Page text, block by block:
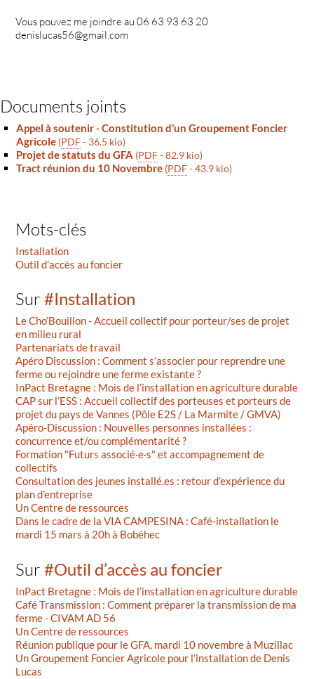
Vous pouvez me joindre au 06 63 93 63 20
denislucas56@gmail.com
Documents joints
Appel à soutenir - Constitution d’un Groupement Foncier
Agricole (PDF- 36.5 kio)
Projet de statuts du GFA (PDF-82.9 kio)
Tract réunion du 10 Novembre (PDF-43.9 kio)
Mots-clés
Installation
Outil d’accès au foncier
Sur#Installation
Le Cho’Bouillon - Accueil collectif pour porteur/ses de projet
en milieu rural
Partenariats de travail
Apéro Discussion : Comment s’associer pour reprendre une
ferme ou rejoindre une ferme existante ?
InPact Bretagne : Mois de l’installation en agriculture durable
CAP sur l’ESS : Accueil collectif des porteuses et porteurs de
projet du pays de Vannes (Pôle E2S / La Marmite / GMVA)
Apéro-Discussion : Nouvelles personnes installées :
concurrence et/ou complémentarité ?
Formation "Futurs associé·e·s" et accompagnement de
collectifs
Consultation des jeunes installé.es : retour d’expérience du
plan d’entreprise
Un Centre de ressources
Dans le cadre de la VIA CAMPESINA : Café-installation le
mardi 15 mars à 20h à Bobéhec
Sur#Outil d’accès au foncier
InPact Bretagne : Mois de l’installation en agriculture durable
Café Transmission : Comment préparer la transmission de ma
ferme - CIVAM AD 56
Un Centre de ressources
Réunion publique pour le GFA, mardi 10 novembre à Muzillac
Un Groupement Foncier Agricole pour l’installation de Denis
Lucas